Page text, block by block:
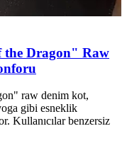
the Dragon" Raw
raw denim kot,
gibi esneklik
Kullanıcılar benzersiz